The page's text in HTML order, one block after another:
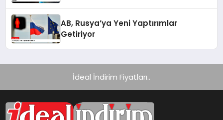
AB, Rusya’ya Yeni Yaptırımlar
Getiriyor
İdeal İndirim Fiyatları..